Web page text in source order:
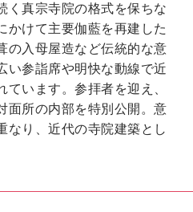
く真宗寺院の格式を保ちな
かけて主要伽藍を再建した
の入母屋造など伝統的な意
い参詣席や明快な動線で近
います。参拝者を迎え、
面所の内部を特別公開。意
なり、近代の寺院建築とし